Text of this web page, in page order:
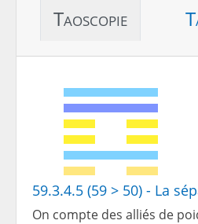
Taoscopie
59.3.4.5 (59 > 50) - La
On compte des alliés de